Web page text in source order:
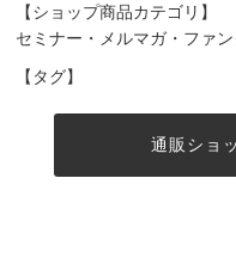
【ショップ商品カテゴリ】
セミナー・メルマガ・ファ
【タグ】
通販ショ